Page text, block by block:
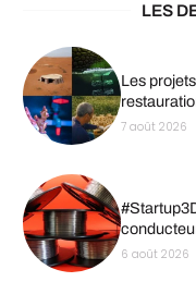
LES
Les
7 août 2026
6 août 2026